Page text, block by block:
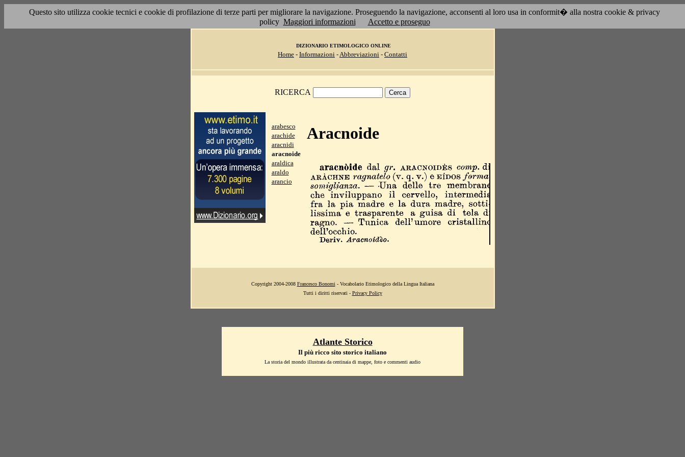
Questo sito utilizza cookie tecnici e cookie di profilazione di terze parti per migliorare la navigazione. Proseguendo la navigazione, acconsenti al loro usa in conformit� alla nostra cookie & privacy
policy Maggiori informazioni Accetto e proseguo
DIZIONARIO ETIMOLOGICO ONLINE
Home - Informazioni -Abbreviazioni - Contatti
RICERCA
arabesco
arachide
aracnidi
aracnoide
araldica
araldo
arancio
Aracnoide
Copyright 2004-2008 Francesco Bonomi - Vocabolario Etimologico della Lingua Italiana
Tutti i diritti riservati - Privacy Policy
Atlante Storico
Il più ricco sito storico italiano
La storia del mondo illustrata da centinaia di mappe, foto e commenti audio